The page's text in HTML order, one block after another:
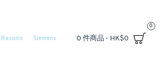
Rasonic Siemens 0 件商品 - HK$0
0